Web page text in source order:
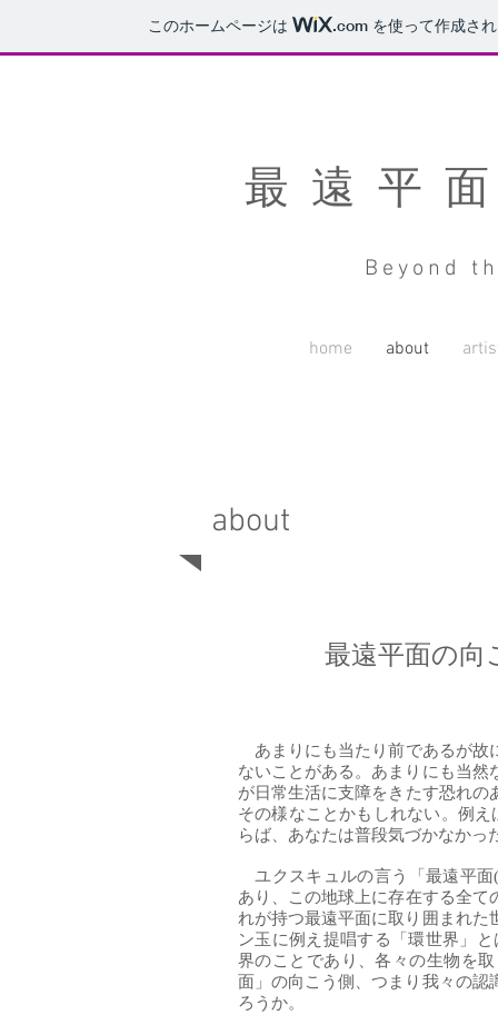
このホームページは .com を使って作成さ
最遠平
Beyond
home about
about
最遠平面の
あまりにも当たり前であるが故
ないことがある。あまりにも当
が日常生活に支障をきたす恐れ
その様なことかもしれない。例
らば、あなたは普段気づかなかっ
ユクスキュルの言う「最遠平面
あり、この地球上に存在する全
れが持つ最遠平面に取り囲まれ
ン玉に例え提唱する「環世界」
界のことであり、各々の生物を
面」の向こう側、つまり我々の
ろうか。